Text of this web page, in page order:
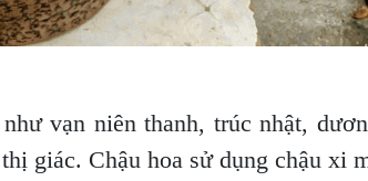
vạn niên thanh, trúc nhật,
giác. Chậu hoa sử dụng chậu xi